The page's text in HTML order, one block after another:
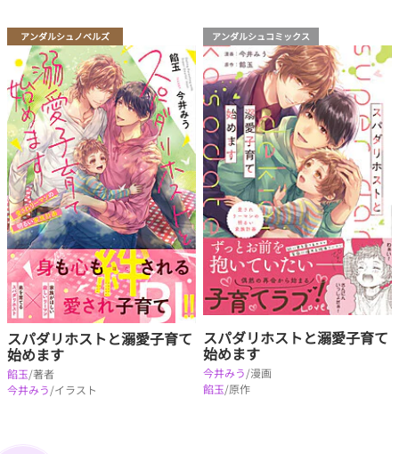
アンダルシュノベルズ
スパダリホストと溺愛子育て
始めます
餡玉/著者
今井みう/イラスト
アンダルシュコミックス
スパダリホストと溺愛子育て
始めます
今井みう/漫画
餡玉/原作